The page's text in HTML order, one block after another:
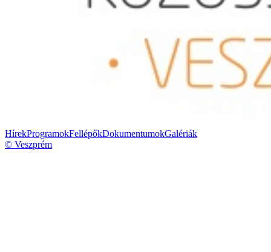
HírekProgramokFellépőkDokumentumokGalériák
© Veszprém